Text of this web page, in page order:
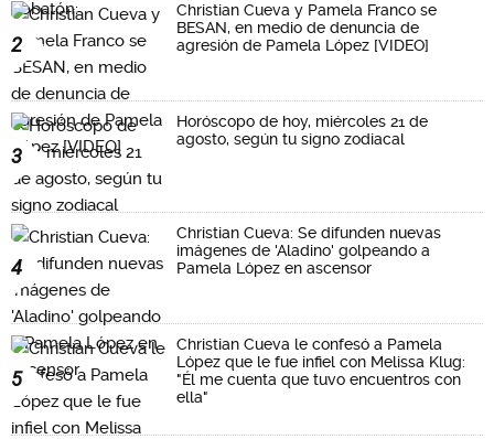
2
Christian Cueva y Pamela Franco se
BESAN, en medio de denuncia de
agresión de Pamela López [VIDEO]
3
Horóscopo de hoy, miércoles 21 de
agosto, según tu signo zodiacal
4
Christian Cueva: Se difunden nuevas
imágenes de 'Aladino' golpeando a
Pamela López en ascensor
5
Christian Cueva le confesó a Pamela
López que le fue infiel con Melissa Klug:
"Él me cuenta que tuvo encuentros con
ella"